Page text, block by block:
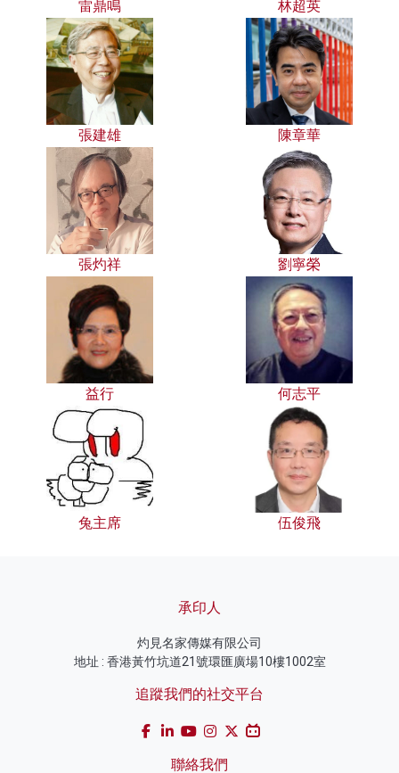
雷鼎鳴 林超英
張建雄 陳章華
張灼祥 劉寧榮
益行 何志平
兔主席 伍俊飛
承印人
灼見名家傳媒有限公司
地址 : 香港黃竹坑道21號環匯廣場10樓1002室
追蹤我們的社交平台
聯絡我們